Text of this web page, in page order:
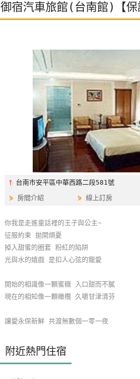
直接跟飯店訂房HOT
網
紅
你
玩
樂
地
客
服
御宿汽車旅館(台南館)【保
⫯ 台南市安平區中華西路二段581號
⋟ 房間介紹 ⋟線上訂房
你我是走進童話裡的王子與公主~
征服約束 拋開煩憂
掉入甜蜜的圈套 粉紅的陷阱
光與水的嬉戲 是扣人心弦的寵愛
開始的相識像一顆蜜糖 入口甜而不膩
現在的相知像一顆橄欖 久嚼甘津清芬
讓愛永保新鮮 共渡無數個一零一夜
附近熱門住宿